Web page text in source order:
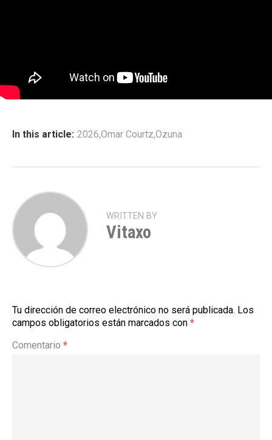
In this article: 2026,Omar Courtz,Ozuna
WRITTEN BY
Vitaxo
Tu dirección de correo electrónico no será publicada. Los
campos obligatorios están marcados con *
Comentario *